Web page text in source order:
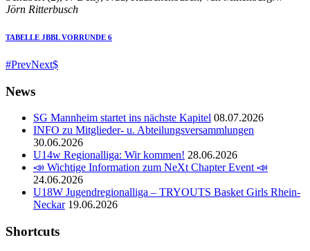
Jörn Ritterbusch
TABELLE JBBL VORRUNDE 6
PrevNext
News
SG Mannheim startet ins nächste Kapitel 08.07.2026
INFO zu Mitglieder- u. Abteilungsversammlungen
30.06.2026
U14w Regionalliga: Wir kommen! 28.06.2026
📣 Wichtige Information zum NeXt Chapter Event 📣
24.06.2026
U18W Jugendregionalliga – TRYOUTS Basket Girls Rhein-
Neckar 19.06.2026
Shortcuts